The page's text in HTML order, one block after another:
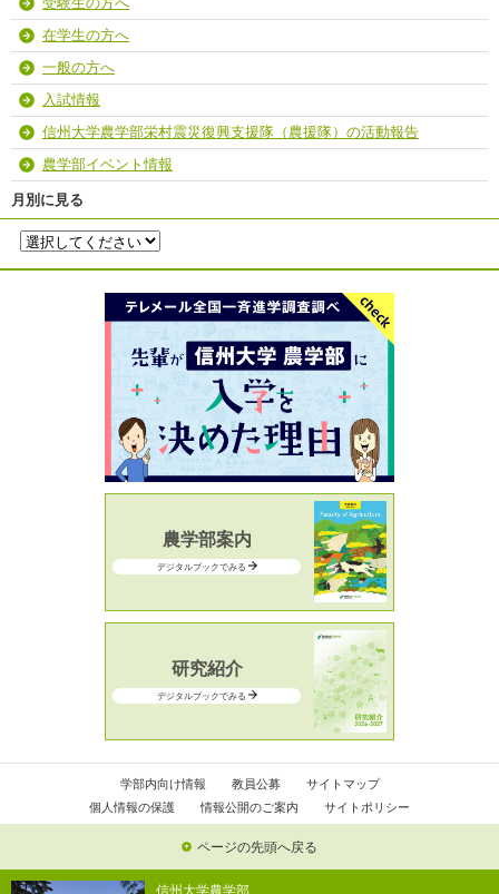
在学生の方へ
一般の方へ
入試情報
信州大学農学部栄村震災復興支援隊（農援隊）の活動報告
農学部イベント情報
月別に見る
農学部案内
デジタルブックでみる
研究紹介
デジタルブックでみる
学部内向け情報 教員公募
サイトマップ
個人情報の保護
情報公開のご案内 サイトポリシー
ページの先頭へ戻る
信州大学農学部